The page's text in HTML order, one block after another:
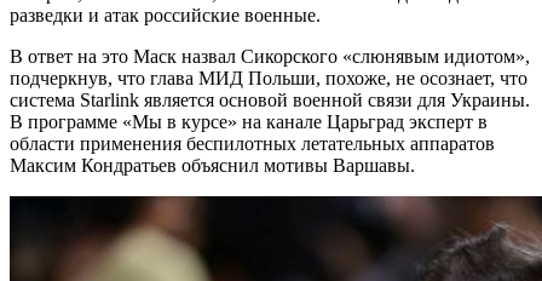
разведки и атак российские военные.
В ответ на это Маск назвал Сикорского «слюнявым идиотом»,
подчеркнув, что глава МИД Польши, похоже, не осознает, что
система Starlink является основой военной связи для Украины.
В программе «Мы в курсе» на канале Царьград эксперт в
области применения беспилотных летательных аппаратов
Максим Кондратьев объяснил мотивы Варшавы.